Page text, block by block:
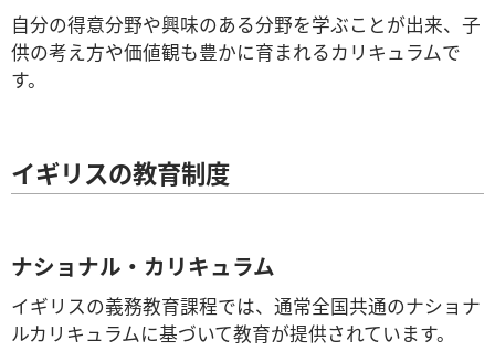
自分の得意分野や興味のある分野を学ぶことが出来、子
供の考え方や価値観も豊かに育まれるカリキュラムで
す。
イギリスの教育制度
ナショナル・カリキュラム
イギリスの義務教育課程では、通常全国共通のナショナ
ルカリキュラムに基づいて教育が提供されています。